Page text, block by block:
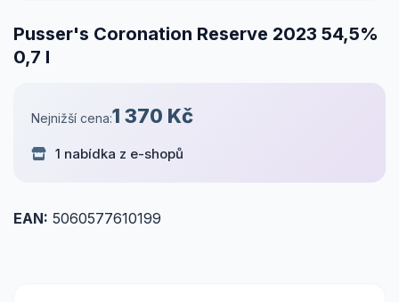
Pusser's Coronation Reserve 2023 54,5%
0,7 l
Nejnižší cena:1 370 Kč
1 nabídka z e-shopů
EAN: 5060577610199